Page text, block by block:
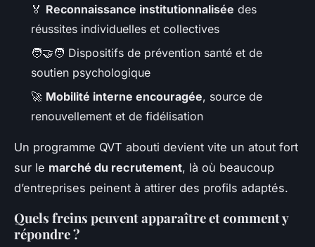
🏅 Reconnaissance institutionnalisée des
réussites individuelles et collectives
🧑‍🤝‍🧑 Dispositifs de prévention santé et de
soutien psychologique
🚀 Mobilité interne encouragée, source de
renouvellement et de fidélisation
Un programme QVT abouti devient vite un atout fort
sur le marché du recrutement, là où beaucoup
d’entreprises peinent à attirer des profils adaptés.
Quels freins peuvent apparaître et comment y
répondre ?